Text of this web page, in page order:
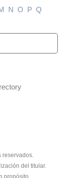
N O P Q
reservados.
del titular.
propósito